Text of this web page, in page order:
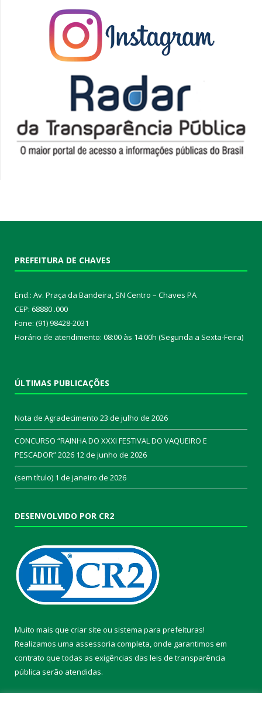
PREFEITURA DE CHAVES
End.: Av. Praça da Bandeira, SN Centro – Chaves PA
CEP: 68880 .000
Fone: (91) 98428-2031
Horário de atendimento: 08:00 às 14:00h (Segunda a Sexta-Feira)
ÚLTIMAS PUBLICAÇÕES
Nota de Agradecimento 23 de julho de 2026
CONCURSO “RAINHA DO XXXI FESTIVAL DO VAQUEIRO E
PESCADOR” 2026 12 de junho de 2026
(sem título) 1 de janeiro de 2026
DESENVOLVIDO POR CR2
Muito mais que criar site ou sistema para prefeituras!
Realizamos uma assessoria completa, onde garantimos em
contrato que todas as exigências das leis de transparência
pública serão atendidas.